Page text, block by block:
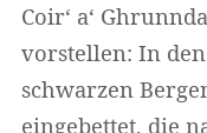
Coir‘ a‘
vorstellen: In
schwarzen
eingebettet, die